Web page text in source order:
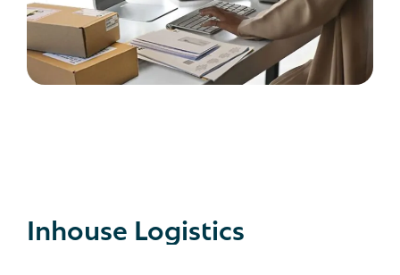
Inhouse Logistics